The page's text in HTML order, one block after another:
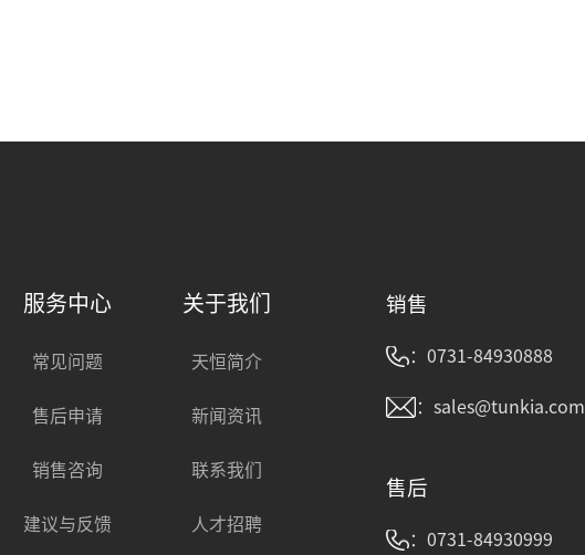
服务中心
常见问题
售后申请
销售咨询
建议与反馈
关于我们
天恒简介
新闻资讯
联系我们
人才招聘
销售
：0731-84930888
：sales@tunkia.com
售后
：0731-84930999